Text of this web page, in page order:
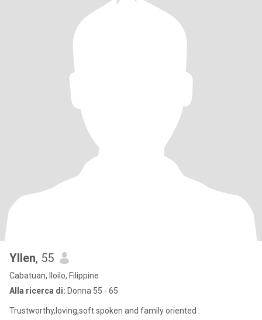
Yllen, 55
Cabatuan, Iloilo, Filippine
Alla ricerca di: Donna 55 - 65
Trustworthy,loving,soft spoken and family oriented .